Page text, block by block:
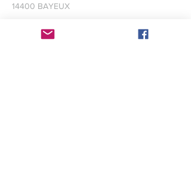
14400 BAYEUX
amisdelacathedrale.bayeux@gmail.com